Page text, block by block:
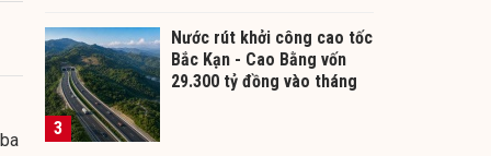
3
Nước rút khởi công cao tốc
Bắc Kạn - Cao Bằng vốn
29.300 tỷ đồng vào tháng